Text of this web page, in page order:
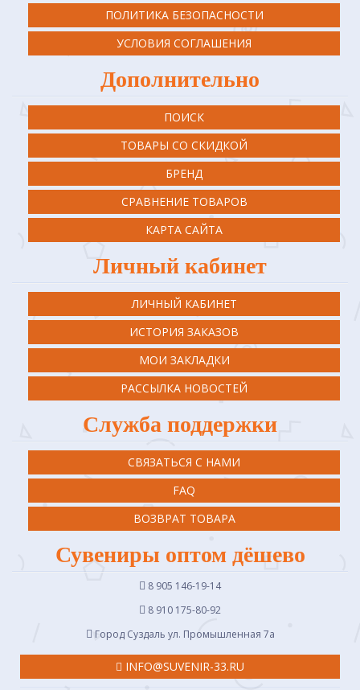
ПОЛИТИКА БЕЗОПАСНОСТИ
УСЛОВИЯ СОГЛАШЕНИЯ
Дополнительно
ПОИСК
ТОВАРЫ СО СКИДКОЙ
БРЕНД
СРАВНЕНИЕ ТОВАРОВ
КАРТА САЙТА
Личный кабинет
ЛИЧНЫЙ КАБИНЕТ
ИСТОРИЯ ЗАКАЗОВ
МОИ ЗАКЛАДКИ
РАССЫЛКА НОВОСТЕЙ
Служба поддержки
СВЯЗАТЬСЯ С НАМИ
FAQ
ВОЗВРАТ ТОВАРА
Сувениры оптом дёшево
8 905 146-19-14
8 910 175-80-92
Город Суздаль ул. Промышленная 7a
INFO@SUVENIR-33.RU